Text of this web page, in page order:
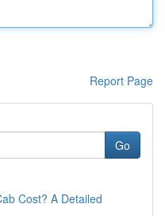
Report Page
Go
Cost? A Detailed